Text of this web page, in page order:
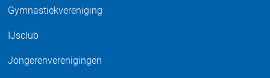
Gymnastiekvereniging
IJsclub
Jongerenverenigingen